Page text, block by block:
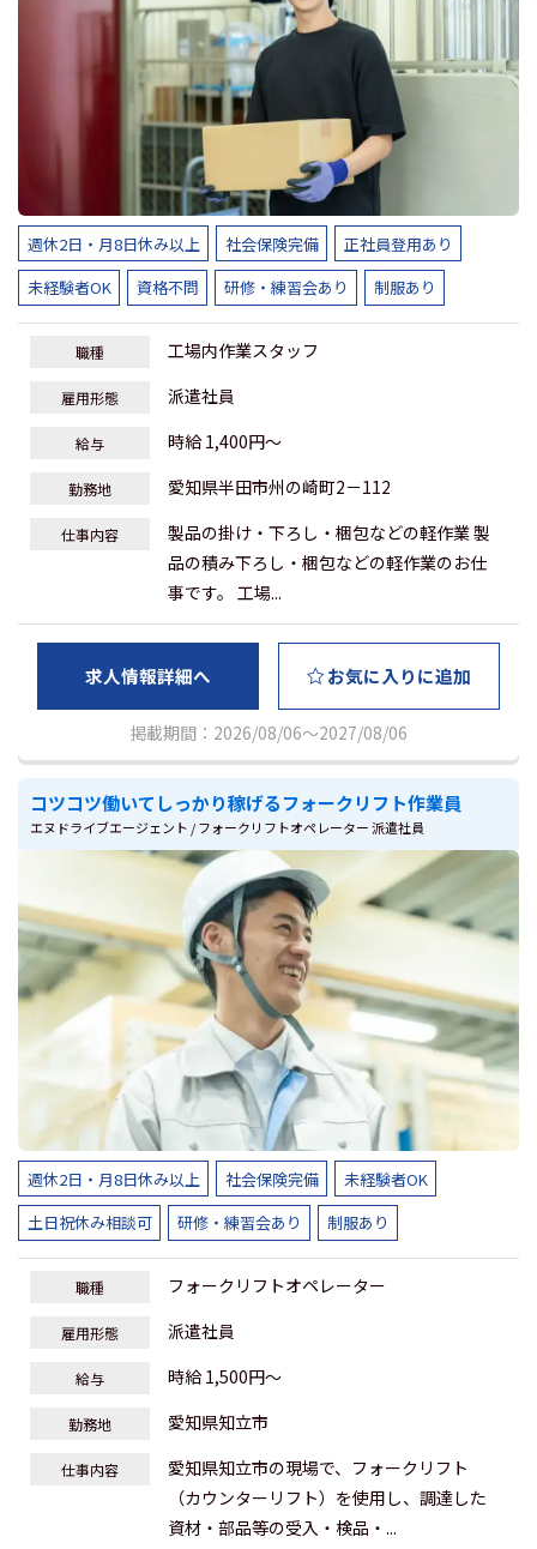
週休2日・月8日休み以上 社会保険完備
正社員登用あり
未経験者OK
資格不問 研修・練習会あり 制服あり
職種 工場内作業スタッフ
雇用形態 派遣社員
給与 時給 1,400円～
勤務地 愛知県半田市州の崎町2－112
仕事内容
製品の掛け・下ろし・梱包などの軽作業 製
品の積み下ろし・梱包などの軽作業のお仕
事です。 工場...
求人情報詳細へ お気に入りに追加
掲載期間：2026/08/06～2027/08/06
コツコツ働いてしっかり稼げるフォークリフト作業員
エヌドライブエージェント / フォークリフトオペレーター 派遣社員
週休2日・月8日休み以上 社会保険完備
未経験者OK
土日祝休み相談可
研修・練習会あり 制服あり
職種 フォークリフトオペレーター
雇用形態 派遣社員
給与 時給 1,500円～
勤務地 愛知県知立市
仕事内容
愛知県知立市の現場で、フォークリフト
（カウンターリフト）を使用し、調達した
資材・部品等の受入・検品・...